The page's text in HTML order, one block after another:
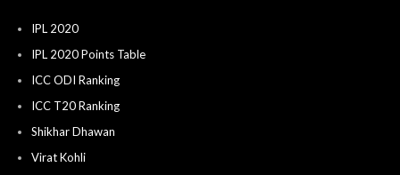
IPL 2020
IPL 2020 Points Table
ICC ODI Ranking
ICC T20 Ranking
Shikhar Dhawan
Virat Kohli